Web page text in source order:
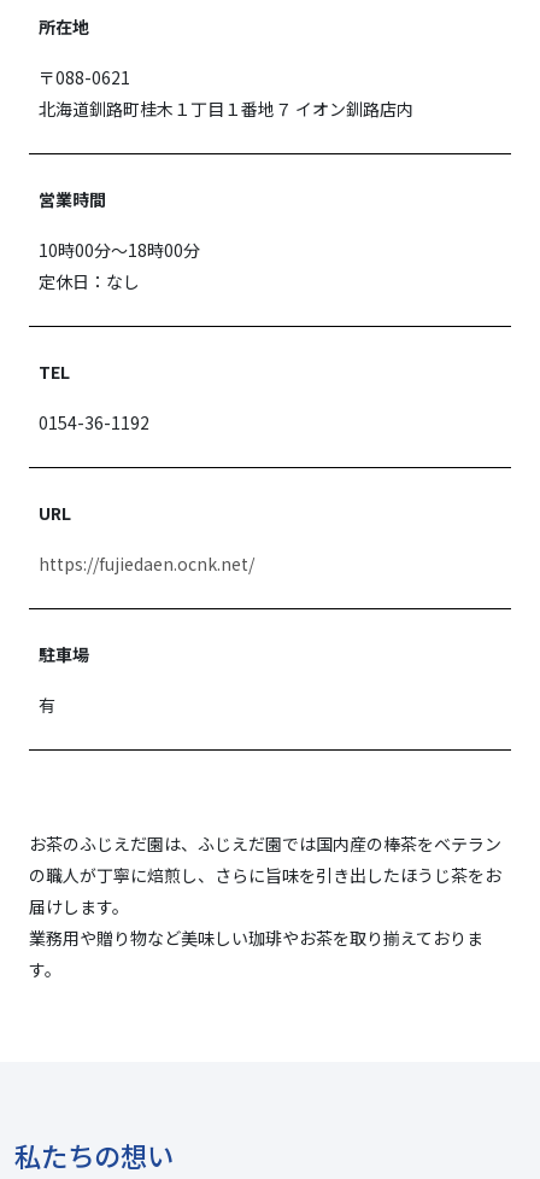
所在地
〒088-0621
北海道釧路町桂木１丁目１番地７ イオン釧路店内
営業時間
10時00分〜18時00分
定休日：なし
TEL
0154-36-1192
URL
https://fujiedaen.ocnk.net/
駐車場
有
お茶のふじえだ園は、ふじえだ園では国内産の棒茶をベテラン
の職人が丁寧に焙煎し、さらに旨味を引き出したほうじ茶をお
届けします。
業務用や贈り物など美味しい珈琲やお茶を取り揃えておりま
す。
私たちの想い